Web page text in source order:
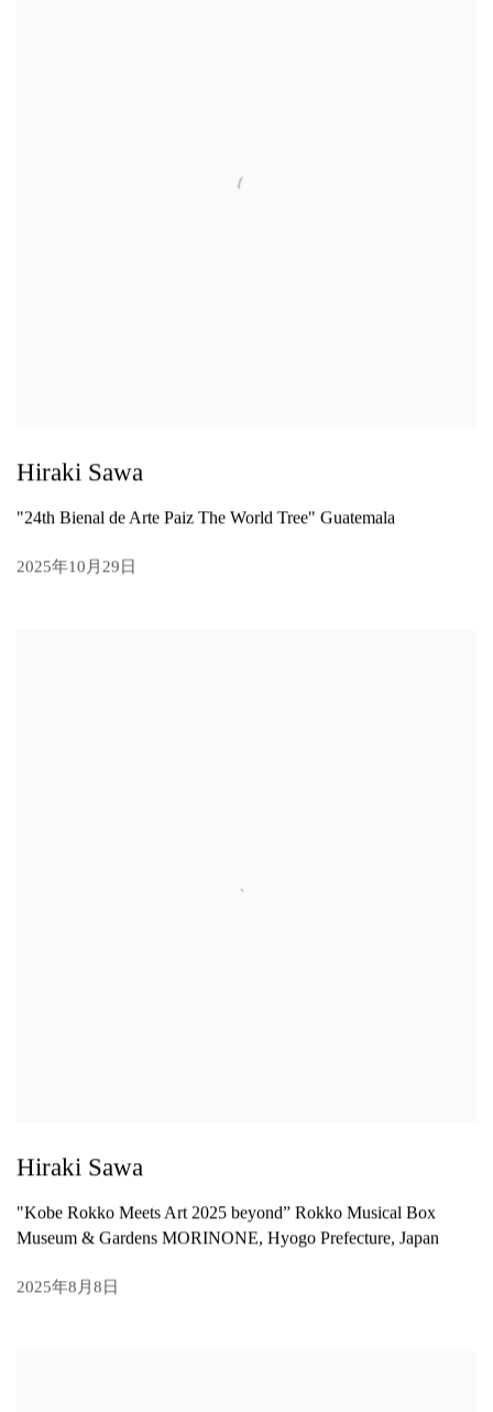
Hiraki Sawa
"24th Bienal de Arte Paiz The World Tree" Guatemala
2025年10月29日
Hiraki Sawa
"Kobe Rokko Meets Art 2025 beyond” Rokko Musical Box
Museum & Gardens MORINONE, Hyogo Prefecture, Japan
2025年8月8日